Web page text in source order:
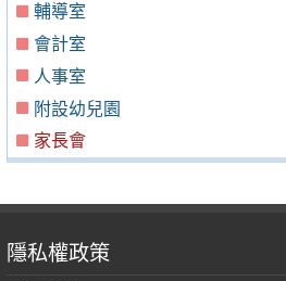
輔導室
會計室
人事室
附設幼兒園
家長會
隱私權政策